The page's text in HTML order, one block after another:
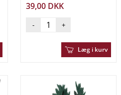
39,00 DKK
- +
Læg i kurv